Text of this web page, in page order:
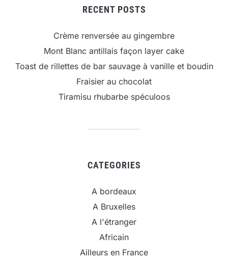
RECENT POSTS
Crème renversée au gingembre
Mont Blanc antillais façon layer cake
Toast de rillettes de bar sauvage à vanille et boudin
Fraisier au chocolat
Tiramisu rhubarbe spéculoos
CATEGORIES
A bordeaux
A Bruxelles
A l'étranger
Africain
Ailleurs en France